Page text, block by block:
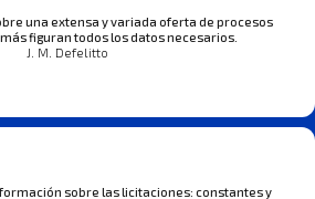
una extensa y variada oferta de procesos
figuran todos los datos necesarios.
J. M. Defelitto
sobre las licitaciones: constantes y